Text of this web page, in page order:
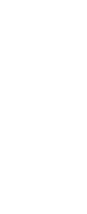
投资机会